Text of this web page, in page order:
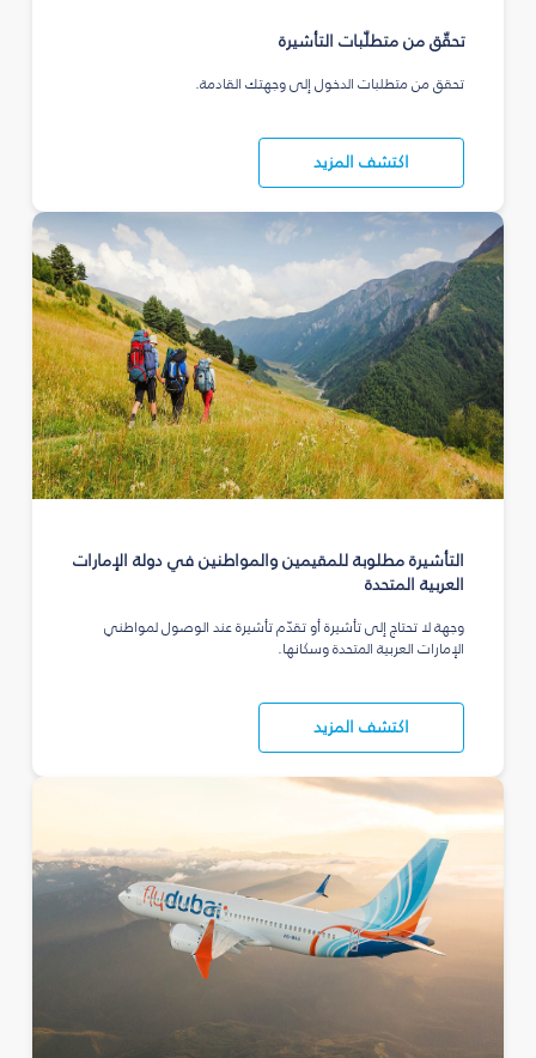
تحقّق من متطلّبات التأشيرة
تحقق من متطلبات الدخول إلى وجهتك القادمة.
اكتشف المزيد
التأشيرة مطلوبة للمقيمين والمواطنين في دولة الإمارات
العربية المتحدة
وجهة لا تحتاج إلى تأشيرة أو تقدّم تأشيرة عند الوصول لمواطني
الإمارات العربية المتحدة وسكانها.
اكتشف المزيد